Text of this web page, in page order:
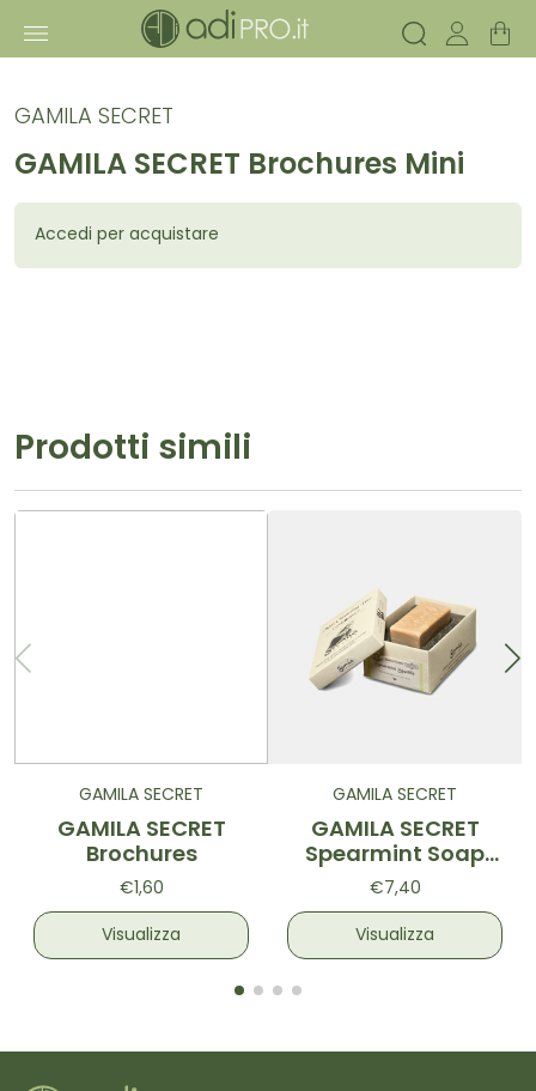
GAMILA SECRET
GAMILA SECRET Brochures Mini
Accedi per acquistare
Prodotti simili
GAMILA SECRET
GAMILA SECRET
Brochures
€1,60
Visualizza
GAMILA SECRET
GAMILA SECRET
Spearmint Soap
Mini 30g
€7,40
Visualizza